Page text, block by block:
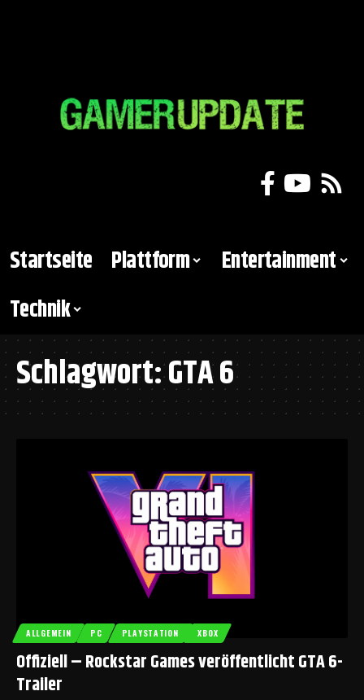
Startseite Plattform
Entertainment
Technik
Schlagwort:GTA 6
ALLGEMEIN PC PLAYSTATION XBOX
Offiziell – Rockstar Games veröffentlicht GTA 6-
Trailer